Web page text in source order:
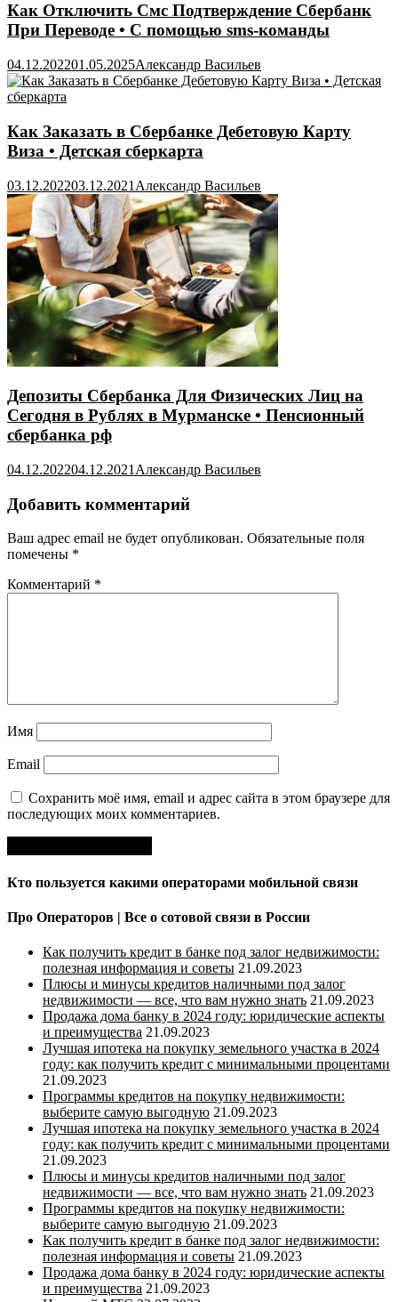
Как Отключить Смс Подтверждение Сбербанк
При Переводе • С помощью sms-команды
04.12.202201.05.2025Александр Васильев
Как Заказать в Сбербанке Дебетовую Карту
Виза • Детская сберкарта
03.12.202203.12.2021 Александр Васильев
Депозиты Сбербанка Для Физических Лиц на
Сегодня в Рублях в Мурманске • Пенсионный
сбербанка рф
04.12.202204.12.2021 Александр Васильев
Добавить комментарий
Ваш адрес email не будет опубликован. Обязательные поля
помечены *
Комментарий *
Имя
Email
Сохранить моё имя, email и адрес сайта в этом браузере для
последующих моих комментариев.
Кто пользуется какими операторами мобильной связи
Про Операторов | Все о сотовой связи в России
Как получить кредит в банке под залог недвижимости:
полезная информация и советы 21.09.2023
Плюсы и минусы кредитов наличными под залог
недвижимости — все, что вам нужно знать 21.09.2023
Продажа дома банку в 2024 году: юридические аспекты
и преимущества 21.09.2023
Лучшая ипотека на покупку земельного участка в 2024
году: как получить кредит с минимальными процентами
21.09.2023
Программы кредитов на покупку недвижимости:
выберите самую выгодную 21.09.2023
Лучшая ипотека на покупку земельного участка в 2024
году: как получить кредит с минимальными процентами
21.09.2023
Плюсы и минусы кредитов наличными под залог
недвижимости — все, что вам нужно знать 21.09.2023
Программы кредитов на покупку недвижимости:
выберите самую выгодную 21.09.2023
Как получить кредит в банке под залог недвижимости:
полезная информация и советы 21.09.2023
Продажа дома банку в 2024 году: юридические аспекты
и преимущества 21.09.2023